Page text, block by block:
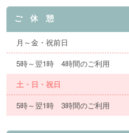
ご 休 憩
月～金・祝前日
5時～翌1時 4時間のご利用
土・日・祝日
5時～翌1時 3時間のご利用